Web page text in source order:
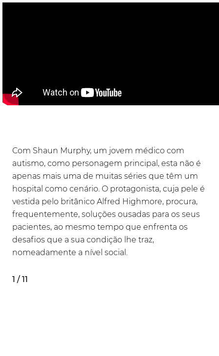
Com Shaun Murphy, um jovem médico com
autismo, como personagem principal, esta não é
apenas mais uma de muitas séries que têm um
hospital como cenário. O protagonista, cuja pele é
vestida pelo britânico Alfred Highmore, procura,
frequentemente, soluções ousadas para os seus
pacientes, ao mesmo tempo que enfrenta os
desafios que a sua condição lhe traz,
nomeadamente a nível social.
1 / 11